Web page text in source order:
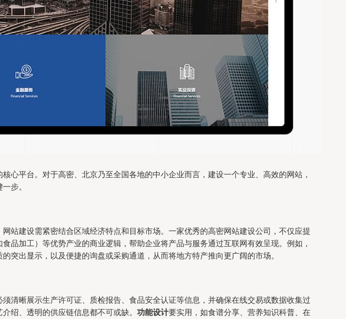
心平台。对于高密、北京乃至全国各地的中小企业而言，建设一个专业、高效的网站，
步。
站建设需紧密结合区域经济特点和目标市场。一家优秀的高密网站建设公司，不仅应提
品加工）等优势产业的商业逻辑，帮助企业将产品与服务通过互联网有效呈现。例如，
突出显示，以及便捷的询盘或采购通道，从而将地方特产推向更广阔的市场。
须清晰展示生产许可证、质检报告、食品安全认证等信息，并确保在线交易或数据收集过
绍、透明的供应链信息都不可或缺。 功能设计要实用，如食谱分享、营养知识科普、在